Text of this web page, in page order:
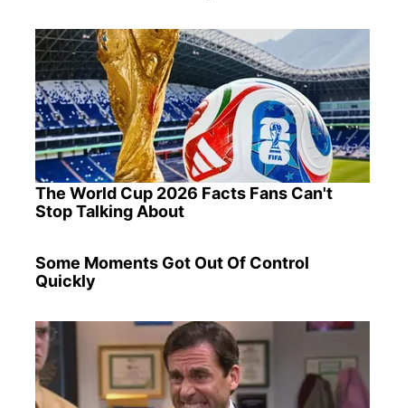
The World Cup 2026 Facts Fans Can't
Stop Talking About
Some Moments Got Out Of Control
Quickly